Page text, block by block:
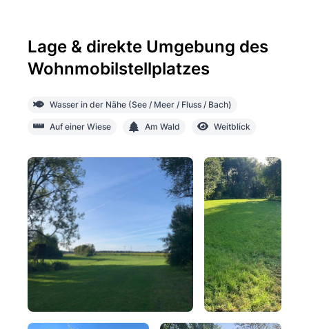
Lage & direkte Umgebung des
Wohnmobilstellplatzes
Wasser in der Nähe (See / Meer / Fluss / Bach)
Auf einer Wiese Am Wald Weitblick